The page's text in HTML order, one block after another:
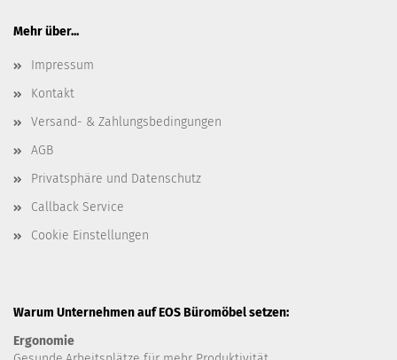
Mehr über...
Impressum
Kontakt
Versand- & Zahlungsbedingungen
AGB
Privatsphäre und Datenschutz
Callback Service
Cookie Einstellungen
Warum Unternehmen auf EOS Büromöbel setzen:
Ergonomie